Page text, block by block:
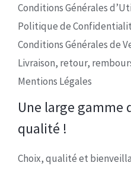
Conditions Générales
Politique de
Conditions Générales de
Livraison, retour,
Mentions Légales
Une large gamme
qualité !
Choix, qualité et